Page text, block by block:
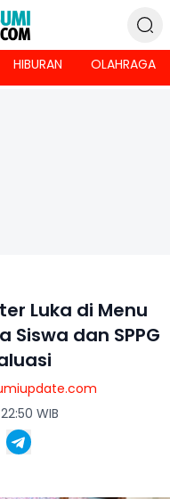
HIBURAN OLAHRAGA
Luka di Menu
Siswa dan SPPG
WIB